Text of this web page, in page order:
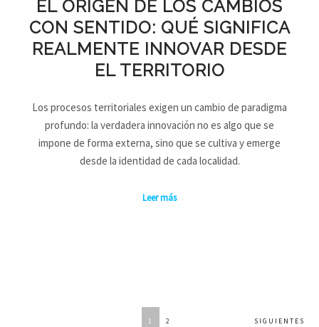
EL ORIGEN DE LOS CAMBIOS
CON SENTIDO: QUÉ SIGNIFICA
REALMENTE INNOVAR DESDE
EL TERRITORIO
Los procesos territoriales exigen un cambio de paradigma
profundo: la verdadera innovación no es algo que se
impone de forma externa, sino que se cultiva y emerge
desde la identidad de cada localidad.
Leer más
PAGINACIÓN
1 2 SIGUIENTES